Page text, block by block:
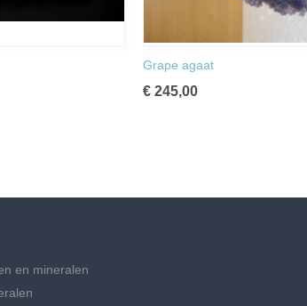
Grape agaat
€ 245,00
en mineralen